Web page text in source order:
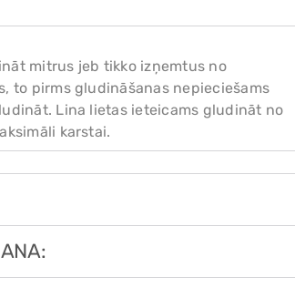
mitrus jeb tikko izņemtus no
to pirms gludināšanas nepieciešams
Lina lietas ieteicams gludināt no
karstai.